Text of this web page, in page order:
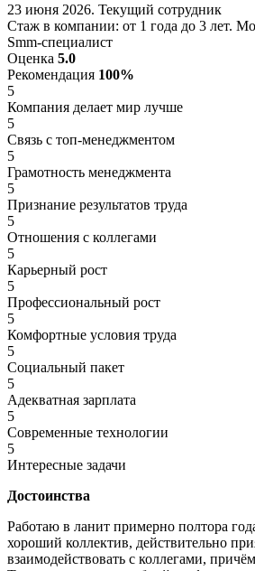
23 июня 2026. Текущий сотрудник
Стаж в компании: от 1 года до 3 лет.
Smm-специалист
Оценка 5.0
Рекомендация 100%
5
Компания делает мир лучше
5
Связь с топ-менеджментом
5
Грамотность менеджмента
5
Признание результатов труда
5
Отношения с коллегами
5
Карьерный рост
5
Профессиональный рост
5
Комфортные условия труда
5
Социальный пакет
5
Адекватная зарплата
5
Современные технологии
5
Интересные задачи
Достоинства
Работаю в ланит примерно полтора
хороший коллектив, действительно
взаимодействовать с коллегами,